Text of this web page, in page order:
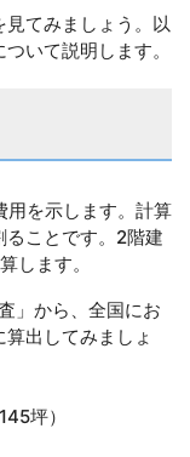
見てみましょう。以
いて説明します。
用を示します。計算
ことです。2階建
します。
」から、全国にお
出してみましょ
坪）